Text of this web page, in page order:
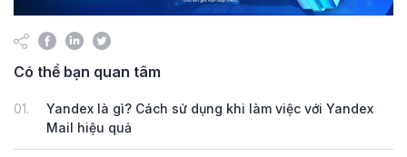
Có thể bạn quan tâm
01.
Yandex là gì? Cách sử dụng khi làm việc với Yandex
Mail hiệu quả